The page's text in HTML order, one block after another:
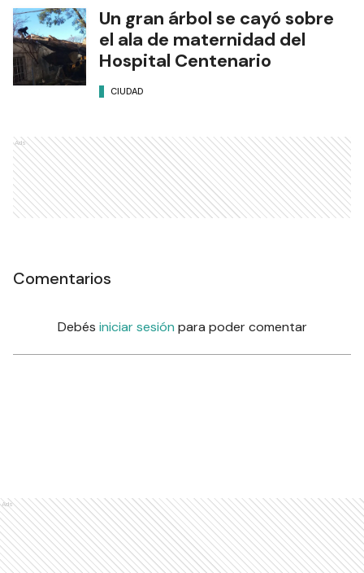
Un gran árbol se cayó sobre
el ala de maternidad del
Hospital Centenario
CIUDAD
Ads
Comentarios
Debés iniciar sesión para poder comentar
Ads